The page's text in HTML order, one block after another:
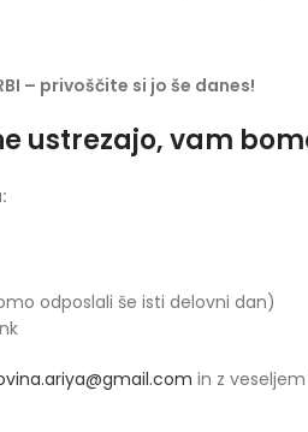
– privoščite si jo še danes!
ustrezajo, vam
odposlali še isti delovni dan)
in z